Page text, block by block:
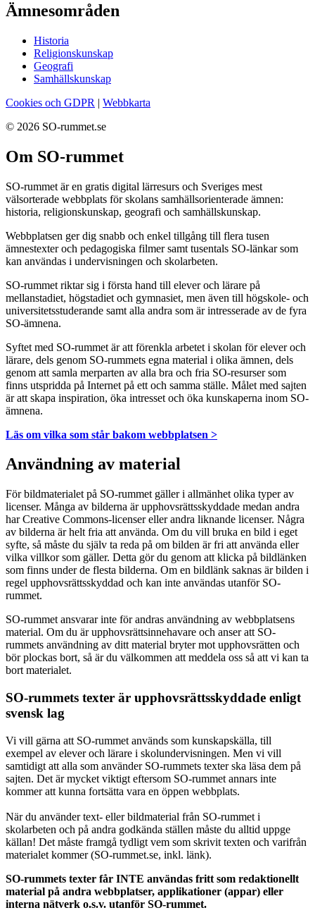
Ämnesområden
Historia
Religionskunskap
Geografi
Samhällskunskap
Cookies och GDPR | Webbkarta
© 2026 SO-rummet.se
Om SO-rummet
SO-rummet är en gratis digital lärresurs och Sveriges mest
välsorterade webbplats för skolans samhällsorienterade ämnen:
historia, religionskunskap, geografi och samhällskunskap.
Webbplatsen ger dig snabb och enkel tillgång till flera tusen
ämnestexter och pedagogiska filmer samt tusentals SO-länkar som
kan användas i undervisningen och skolarbeten.
SO-rummet riktar sig i första hand till elever och lärare på
mellanstadiet, högstadiet och gymnasiet, men även till högskole- och
universitetsstuderande samt alla andra som är intresserade av de fyra
SO-ämnena.
Syftet med SO-rummet är att förenkla arbetet i skolan för elever och
lärare, dels genom SO-rummets egna material i olika ämnen, dels
genom att samla merparten av alla bra och fria SO-resurser som
finns utspridda på Internet på ett och samma ställe. Målet med sajten
är att skapa inspiration, öka intresset och öka kunskaperna inom SO-
ämnena.
Läs om vilka som står bakom webbplatsen >
Användning av material
För bildmaterialet på SO-rummet gäller i allmänhet olika typer av
licenser. Många av bilderna är upphovsrättsskyddade medan andra
har Creative Commons-licenser eller andra liknande licenser. Några
av bilderna är helt fria att använda. Om du vill bruka en bild i eget
syfte, så måste du själv ta reda på om bilden är fri att använda eller
vilka villkor som gäller. Detta gör du genom att klicka på bildlänken
som finns under de flesta bilderna. Om en bildlänk saknas är bilden i
regel upphovsrättsskyddad och kan inte användas utanför SO-
rummet.
SO-rummet ansvarar inte för andras användning av webbplatsens
material. Om du är upphovsrättsinnehavare och anser att SO-
rummets användning av ditt material bryter mot upphovsrätten och
bör plockas bort, så är du välkommen att meddela oss så att vi kan ta
bort materialet.
SO-rummets texter är upphovsrättsskyddade enligt
svensk lag
Vi vill gärna att SO-rummet används som kunskapskälla, till
exempel av elever och lärare i skolundervisningen. Men vi vill
samtidigt att alla som använder SO-rummets texter ska läsa dem på
sajten. Det är mycket viktigt eftersom SO-rummet annars inte
kommer att kunna fortsätta vara en öppen webbplats.
När du använder text- eller bildmaterial från SO-rummet i
skolarbeten och på andra godkända ställen måste du alltid uppge
källan! Det måste framgå tydligt vem som skrivit texten och varifrån
materialet kommer (SO-rummet.se, inkl. länk).
SO-rummets texter får INTE användas fritt som redaktionellt
material på andra webbplatser, applikationer (appar) eller
interna nätverk o.s.v. utanför SO-rummet.